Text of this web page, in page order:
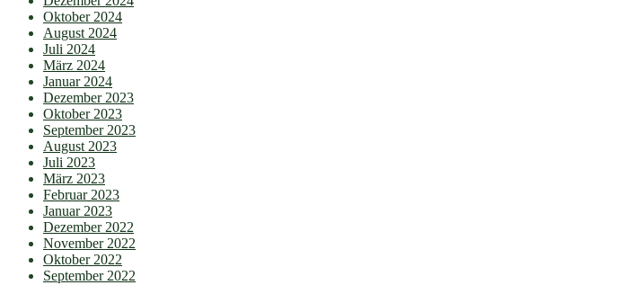
Oktober 2024
August 2024
Juli 2024
März 2024
Januar 2024
Dezember 2023
Oktober 2023
September 2023
August 2023
Juli 2023
März 2023
Februar 2023
Januar 2023
Dezember 2022
November 2022
Oktober 2022
September 2022